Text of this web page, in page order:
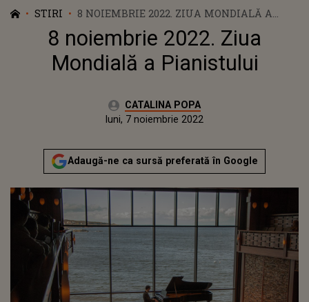
STIRI
8 NOIEMBRIE 2022. ZIUA MONDIALĂ A
PIANISTULUI
8 noiembrie 2022. Ziua
Mondială a Pianistului
Autor:CATALINA POPA
Publicat:
luni, 7 noiembrie 2022
Adaugă-ne ca sursă preferată în Google